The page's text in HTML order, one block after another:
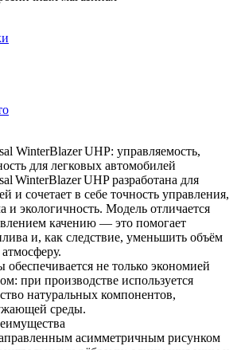
WinterBlazer UHP: управляемость,
для легковых автомобилей
WinterBlazer UHP разработана для
и сочетает в себе точность управления,
и экологичность. Модель отличается
качению — это помогает
и, как следствие, уменьшить объём
не только экономией
при производстве используется
натуральных компонентов,
среды.
асимметричным рисунком